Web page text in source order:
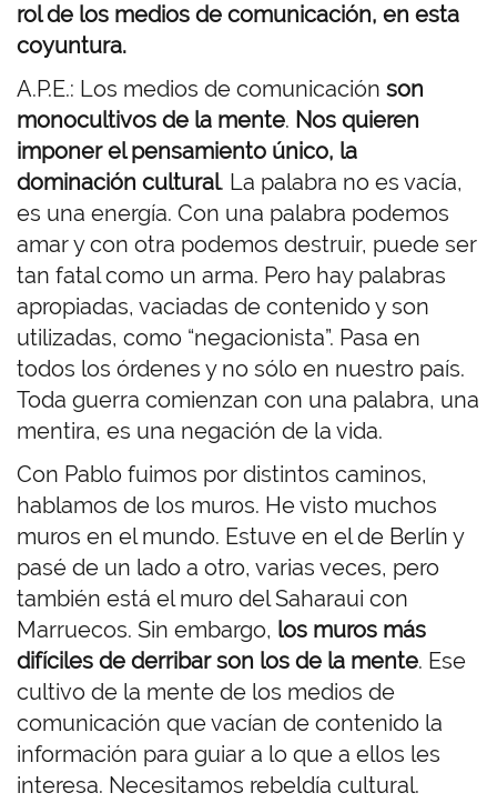
rol de los medios de comunicación, en esta
coyuntura.
A.P.E.: Los medios de comunicación son
monocultivos de la mente. Nos quieren
imponer el pensamiento único, la
dominación cultural. La palabra no es vacía,
es una energía. Con una palabra podemos
amar y con otra podemos destruir, puede ser
tan fatal como un arma. Pero hay palabras
apropiadas, vaciadas de contenido y son
utilizadas, como “negacionista”. Pasa en
todos los órdenes y no sólo en nuestro país.
Toda guerra comienzan con una palabra, una
mentira, es una negación de la vida.
Con Pablo fuimos por distintos caminos,
hablamos de los muros. He visto muchos
muros en el mundo. Estuve en el de Berlín y
pasé de un lado a otro, varias veces, pero
también está el muro del Saharaui con
Marruecos. Sin embargo, los muros más
difíciles de derribar son los de la mente. Ese
cultivo de la mente de los medios de
comunicación que vacían de contenido la
información para guiar a lo que a ellos les
interesa. Necesitamos rebeldía cultural.